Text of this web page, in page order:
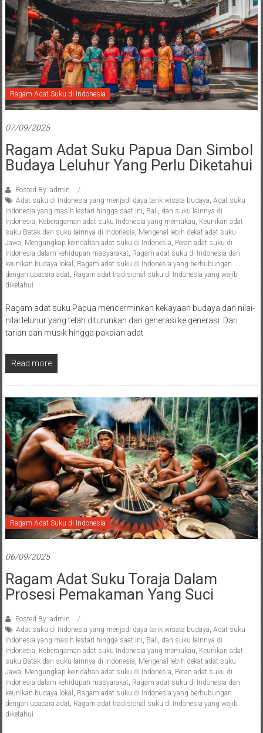
Ragam Adat Suku di Indonesia
07/09/2025
Ragam Adat Suku Papua Dan Simbol
Budaya Leluhur Yang Perlu Diketahui
Posted By: admin
Adat suku di Indonesia yang menjadi daya tarik wisata budaya, Adat suku
Indonesia yang masih lestari hingga saat ini, Bali, dan suku lainnya di
Indonesia, Keberagaman adat suku Indonesia yang memukau, Keunikan adat
suku Batak dan suku lainnya di Indonesia, Mengenal lebih dekat adat suku
Jawa, Mengungkap keindahan adat suku di Indonesia, Peran adat suku di
Indonesia dalam kehidupan masyarakat, Ragam adat suku di Indonesia dan
keunikan budaya lokal , Ragam adat suku di Indonesia yang berhubungan
dengan upacara adat, Ragam adat tradisional suku di Indonesia yang wajib
diketahui
Ragam adat suku Papua mencerminkan kekayaan budaya dan nilai-
nilai leluhur yang telah diturunkan dari generasi ke generasi. Dari
tarian dan musik hingga pakaian adat
Read more
Ragam Adat Suku di Indonesia
06/09/2025
Ragam Adat Suku Toraja Dalam
Prosesi Pemakaman Yang Suci
Posted By: admin
Adat suku di Indonesia yang menjadi daya tarik wisata budaya, Adat suku
Indonesia yang masih lestari hingga saat ini, Bali, dan suku lainnya di
Indonesia, Keberagaman adat suku Indonesia yang memukau, Keunikan adat
suku Batak dan suku lainnya di Indonesia, Mengenal lebih dekat adat suku
Jawa, Mengungkap keindahan adat suku di Indonesia, Peran adat suku di
Indonesia dalam kehidupan masyarakat, Ragam adat suku di Indonesia dan
keunikan budaya lokal , Ragam adat suku di Indonesia yang berhubungan
dengan upacara adat, Ragam adat tradisional suku di Indonesia yang wajib
diketahui